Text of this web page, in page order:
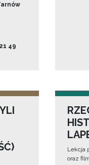
49
Lekcja
oraz